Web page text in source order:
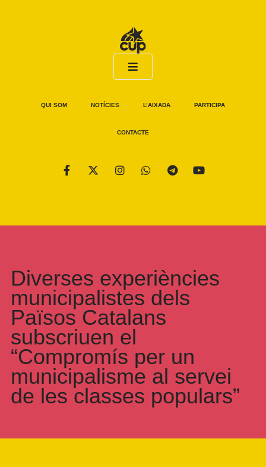
QUI SOM NOTÍCIES L’AIXADA PARTICIPA
CONTACTE
Diverses experiències
municipalistes dels
Països Catalans
subscriuen el
“Compromís per un
municipalisme al servei
de les classes populars”